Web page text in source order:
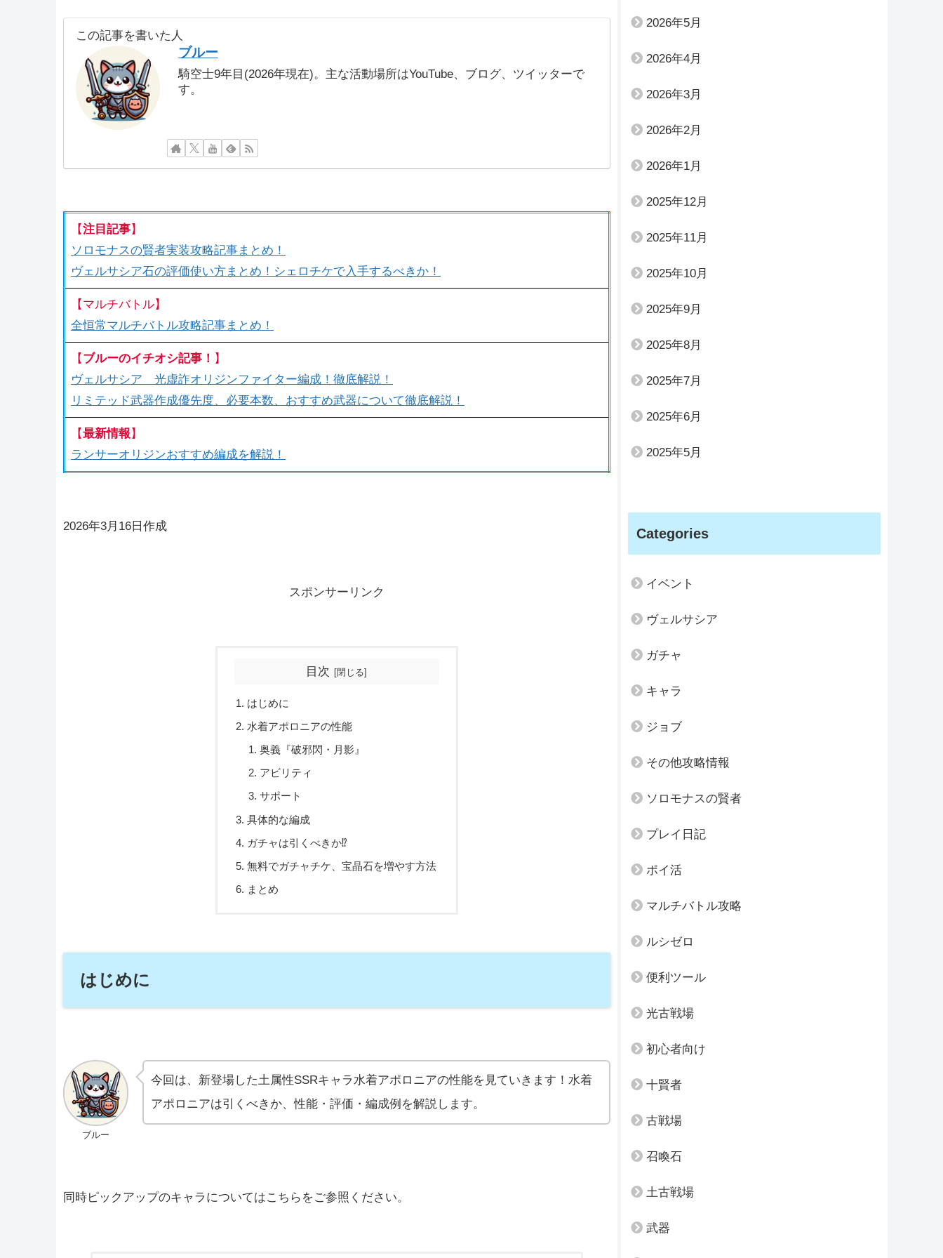
この記事を書いた人
ブルー
騎空士9年目(2026年現在)。主な活動場所はYouTube、ブログ、ツイッターで
す。
【注目記事】
ソロモナスの賢者実装攻略記事まとめ！
ヴェルサシア石の評価使い方まとめ！シェロチケで入手するべきか！
【マルチバトル】
全恒常マルチバトル攻略記事まとめ！
【 ブルーのイチオシ記事！ 】
ヴェルサシア 光虚詐オリジンファイター編成！徹底解説！
リミテッド武器作成優先度、必要本数、おすすめ武器について徹底解説！
【最新情報 】
ランサーオリジンおすすめ編成を解説！
2026年3月16日作成
スポンサーリンク
目次
はじめに
水着アポロニアの性能
奥義『破邪閃・月影』
アビリティ
サポート
具体的な編成
ガチャは引くべきか⁉
無料でガチャチケ、宝晶石を増やす方法
まとめ
はじめに
ブルー
今回は、新登場した土属性SSRキャラ水着アポロニアの性能を見ていきます！水着
アポロニアは引くべきか、性能・評価・編成例を解説します。
同時ピックアップのキャラについてはこちらをご参照ください。
2026年5月
2026年4月
2026年3月
2026年2月
2026年1月
2025年12月
2025年11月
2025年10月
2025年9月
2025年8月
2025年7月
2025年6月
2025年5月
Categories
イベント
ヴェルサシア
ガチャ
キャラ
ジョブ
その他攻略情報
ソロモナスの賢者
プレイ日記
ポイ活
マルチバトル攻略
ルシゼロ
便利ツール
光古戦場
初心者向け
十賢者
古戦場
召喚石
土古戦場
武器